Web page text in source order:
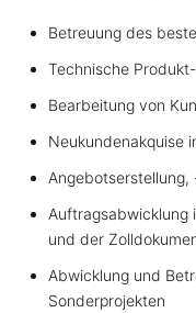
Betreuung des
Technische
Bearbeitung von
Neukundenakquise
Auftragsabwicklung
und der
Abwicklung und
Sonderprojekten